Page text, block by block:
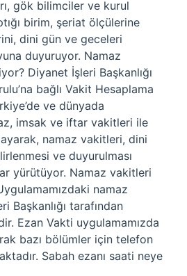
gök bilimciler ve kurul
birim, şeriat ölçülerine
dini gün ve geceleri
duyuruyor. Namaz
Diyanet İşleri Başkanlığı
bağlı Vakit Hesaplama
ve dünyada
imsak ve iftar vakitleri ile
namaz vakitleri, dini
ve duyurulması
yürütüyor. Namaz vakitleri
namaz
Başkanlığı tarafından
Ezan Vakti uygulamamızda
bazı bölümler için telefon
Sabah ezanı saati neye